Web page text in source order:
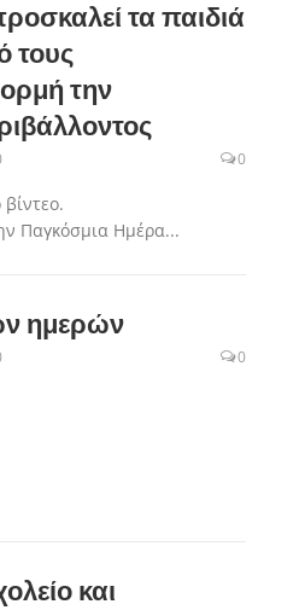
τα παιδιά
τους
την
0
Παγκόσμια Ημέρα...
ημερών
0
και